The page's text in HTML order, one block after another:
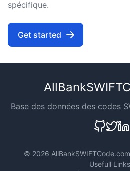
spécifique.
Get started
Base des données des codes
© 2026
Usefull